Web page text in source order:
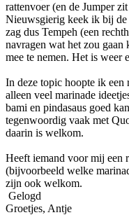
rattenvoer (en de Jumper
Nieuwsgierig keek ik bij
zag dus Tempeh (een
navragen wat het zou
mee te nemen. Het is weer
In deze topic hoopte ik een
alleen veel marinade
bami en pindasaus goed
tegenwoordig vaak met
daarin is welkom.
Heeft iemand voor mij een
(bijvoorbeeld welke
zijn ook welkom.
Gelogd
Groetjes, Antje